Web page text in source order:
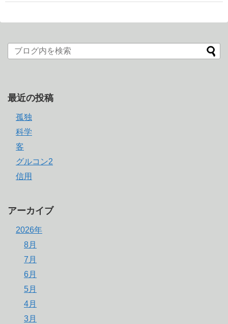
最近の投稿
孤独
科学
客
グルコン2
信用
アーカイブ
2026年
8月
7月
6月
5月
4月
3月